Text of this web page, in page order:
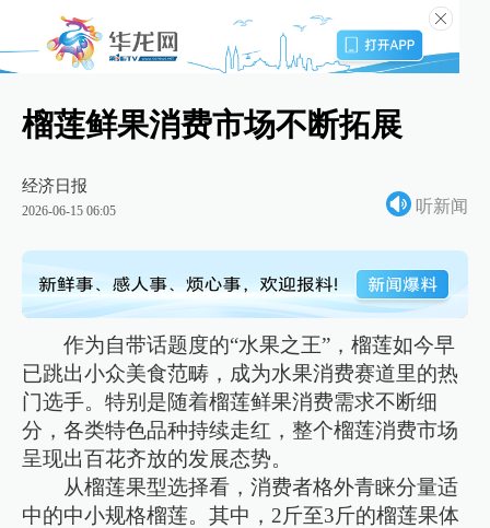
榴莲鲜果消费市场不断拓展
经济日报
2026-06-15 06:05 听新闻
作为自带话题度的“水果之王”，榴莲如今早
已跳出小众美食范畴，成为水果消费赛道里的热
门选手。特别是随着榴莲鲜果消费需求不断细
分，各类特色品种持续走红，整个榴莲消费市场
呈现出百花齐放的发展态势。
从榴莲果型选择看，消费者格外青睐分量适
中的中小规格榴莲。其中，2斤至3斤的榴莲果体